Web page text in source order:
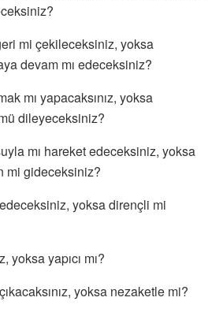
mi çekileceksiniz, yoksa
devam mı edeceksiniz?
mı yapacaksınız, yoksa
dileyeceksiniz?
mı hareket edeceksiniz, yoksa
mi gideceksiniz?
yoksa dirençli mi
yoksa yapıcı mı?
yoksa nezaketle mi?